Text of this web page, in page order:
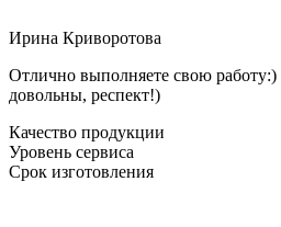
Ирина Криворотова
Отлично выполняете свою работу:)
довольны, респект!)
Качество продукции
Уровень сервиса
Срок изготовления